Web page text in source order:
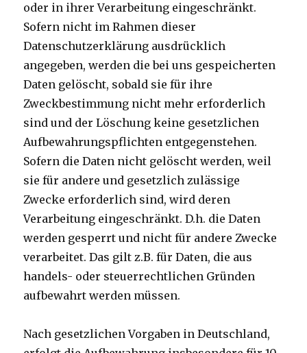
oder in ihrer Verarbeitung eingeschränkt.
Sofern nicht im Rahmen dieser
Datenschutzerklärung ausdrücklich
angegeben, werden die bei uns gespeicherten
Daten gelöscht, sobald sie für ihre
Zweckbestimmung nicht mehr erforderlich
sind und der Löschung keine gesetzlichen
Aufbewahrungspflichten entgegenstehen.
Sofern die Daten nicht gelöscht werden, weil
sie für andere und gesetzlich zulässige
Zwecke erforderlich sind, wird deren
Verarbeitung eingeschränkt. D.h. die Daten
werden gesperrt und nicht für andere Zwecke
verarbeitet. Das gilt z.B. für Daten, die aus
handels- oder steuerrechtlichen Gründen
aufbewahrt werden müssen.
Nach gesetzlichen Vorgaben in Deutschland,